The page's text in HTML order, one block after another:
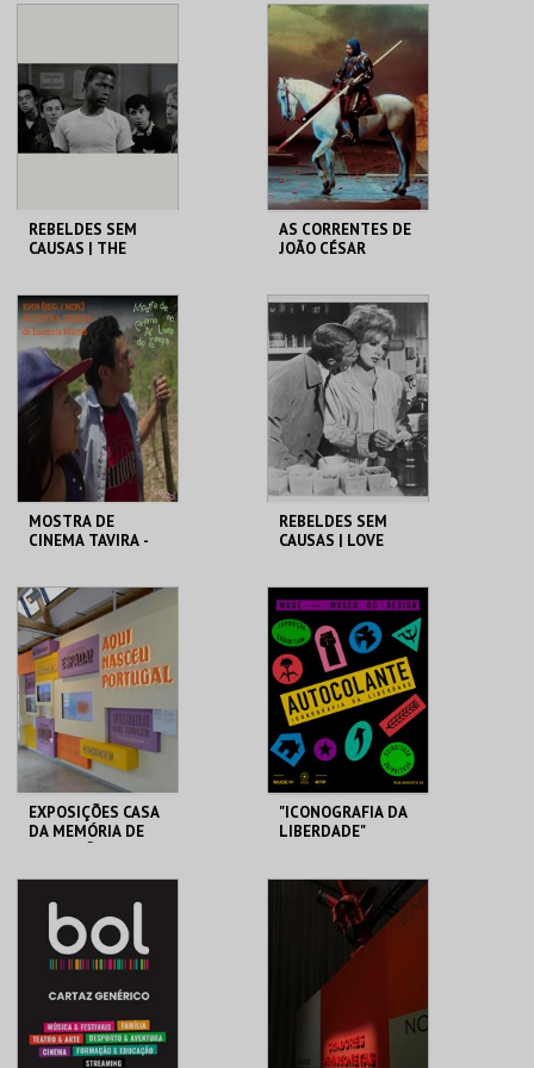
MAIS INFO
COMPRAR
CASA DO CINEMA
DE COIMBRA
MAIS INFO
COMPRAR
REBELDES SEM
CAUSAS | THE
CINEMATECA
MAIS INFO
COMPRAR
AS CORRENTES DE
JOÃO CÉSAR
LUCKY STAR
MAIS INFO
COMPRAR
MOSTRA DE
CINEMA TAVIRA -
CLAUSTROS
CONVENTO CARMO
MAIS INFO
COMPRAR
REBELDES SEM
CAUSAS | LOVE
CINEMATECA
MAIS INFO
COMPRAR
EXPOSIÇÕES CASA
DA MEMÓRIA DE
MAIS INFO
COMPRAR
"ICONOGRAFIA DA
LIBERDADE"
MUDE
MAIS INFO